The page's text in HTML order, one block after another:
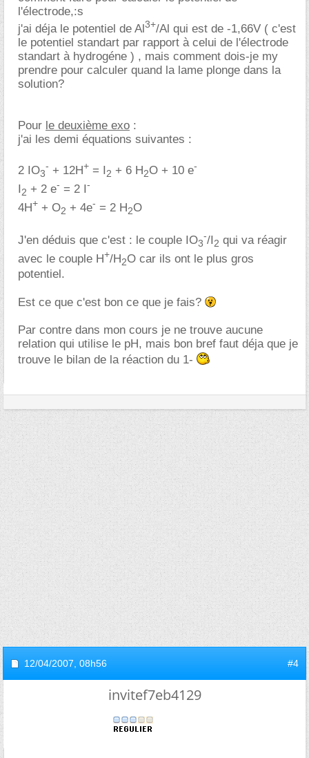
l'électrode,:s
j'ai déja le potentiel de Al3+/Al qui est de -1,66V ( c'est
le potentiel standart par rapport à celui de l'électrode
standart à hydrogéne ) , mais comment dois-je my
prendre pour calculer quand la lame plonge dans la
solution?
Pour le deuxième exo :
j'ai les demi équations suivantes :
2 IO3
- + 12H+ = I2 + 6 H2O + 10 e-
I2 + 2 e- = 2 I-
4H+ + O2 + 4e- = 2 H2O
J'en déduis que c'est : le couple IO3
-/I2 qui va réagir
avec le couple H+/H2O car ils ont le plus gros
potentiel.
Est ce que c'est bon ce que je fais?
Par contre dans mon cours je ne trouve aucune
relation qui utilise le pH, mais bon bref faut déja que je
trouve le bilan de la réaction du 1-
12/04/2007, 08h56 #4
invitef7eb4129